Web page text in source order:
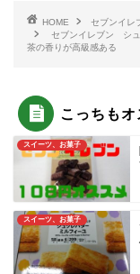
HOME セブンイレ
セブンイレブン シ
茶の香りが高級感ある
こっちもオ
スイーツ、お菓子
スイーツ、お菓子